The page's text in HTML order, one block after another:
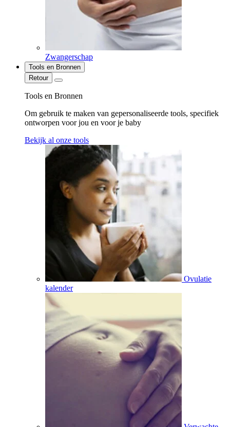
Zwangerschap
Tools en Bronnen
Retour
Tools en Bronnen
Om gebruik te maken van gepersonaliseerde tools, specifiek
ontworpen voor jou en voor je baby
Bekijk al onze tools
Ovulatie
kalender